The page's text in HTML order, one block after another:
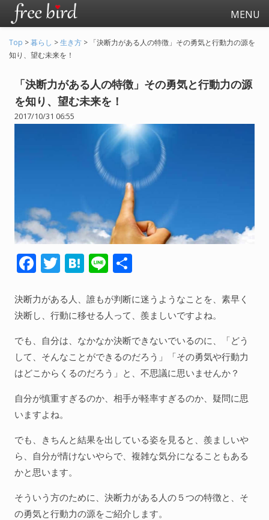
MENU
会社の人間関係
退職関連
衣食住
気づき
社会
WordPress
Webその他
Top >暮らし >生き方 > 「決断力がある人の特徴」その勇気と行動力の源を
知り、望む未来を！
「決断力がある人の特徴」その勇気と行動力の源
を知り、望む未来を！
2017/10/31 06:55
F
e
b
o
o
k
T
itt
er
H
e
n
a
Li
e
決断力がある人、誰もが判断に迷うようなことを、素早く
決断し、行動に移せる人って、羨ましいですよね。
でも、自分は、なかなか決断できないでいるのに、「どう
して、そんなことができるのだろう」「その勇気や行動力
はどこからくるのだろう」と、不思議に思いませんか？
自分が慎重すぎるのか、相手が軽率すぎるのか、疑問に思
いますよね。
でも、きちんと結果を出している姿を見ると、羨ましいや
ら、自分が情けないやらで、複雑な気分になることもある
かと思います。
そういう方のために、決断力がある人の５つの特徴と、そ
の勇気と行動力の源をご紹介します。